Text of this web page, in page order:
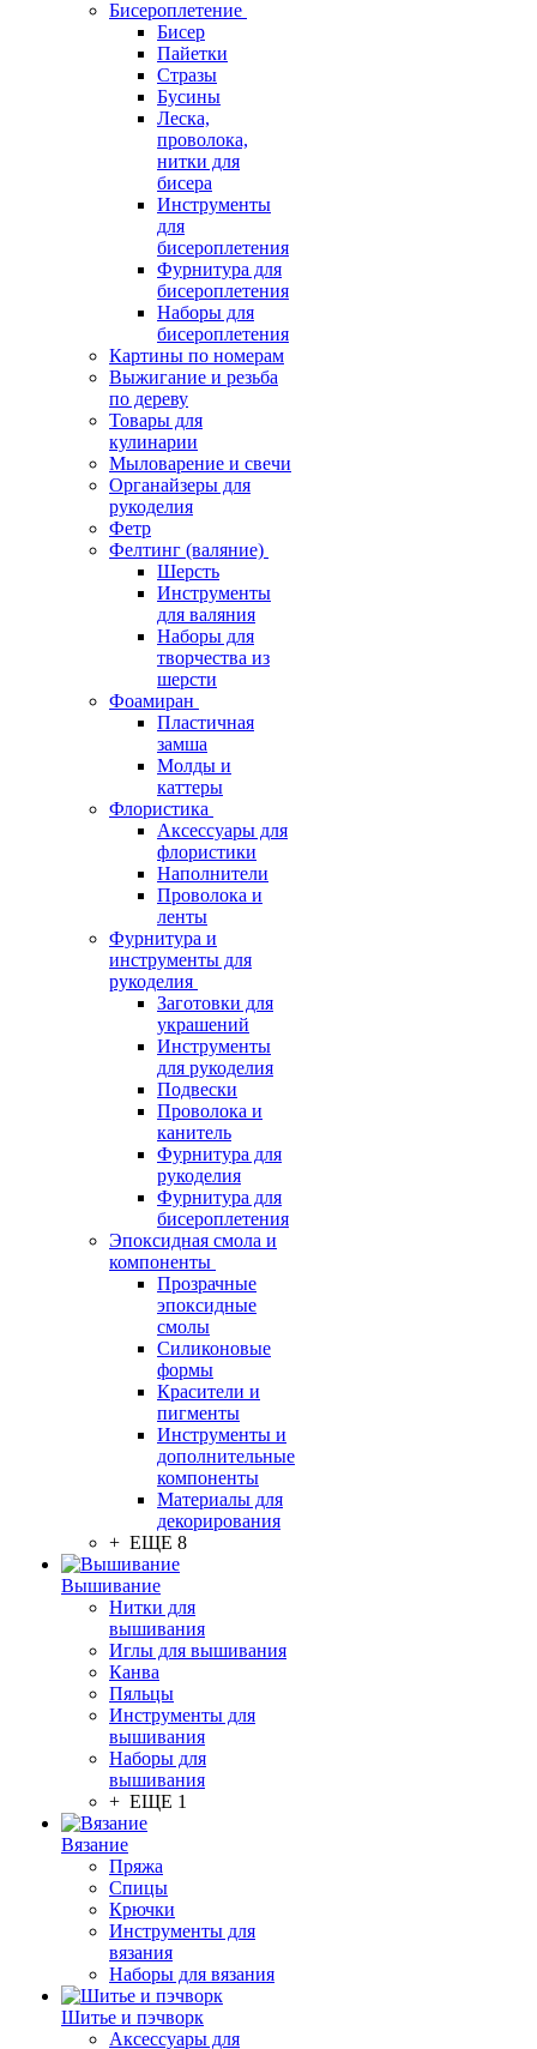
Бисероплетение
Бисер
Пайетки
Стразы
Бусины
Леска,
проволока,
нитки для
бисера
Инструменты
для
бисероплетения
Фурнитура для
бисероплетения
Наборы для
бисероплетения
Картины по номерам
Выжигание и резьба
по дереву
Товары для
кулинарии
Мыловарение и свечи
Органайзеры для
рукоделия
Фетр
Фелтинг (валяние)
Шерсть
Инструменты
для валяния
Наборы для
творчества из
шерсти
Фоамиран
Пластичная
замша
Молды и
каттеры
Флористика
Аксессуары для
флористики
Наполнители
Проволока и
ленты
Фурнитура и
инструменты для
рукоделия
Заготовки для
украшений
Инструменты
для рукоделия
Подвески
Проволока и
канитель
Фурнитура для
рукоделия
Фурнитура для
бисероплетения
Эпоксидная смола и
компоненты
Прозрачные
эпоксидные
смолы
Силиконовые
формы
Красители и
пигменты
Инструменты и
дополнительные
компоненты
Материалы для
декорирования
+ ЕЩЕ 8
Вышивание
Нитки для
вышивания
Иглы для вышивания
Канва
Пяльцы
Инструменты для
вышивания
Наборы для
вышивания
+ ЕЩЕ 1
Вязание
Пряжа
Спицы
Крючки
Инструменты для
вязания
Наборы для вязания
Шитье и пэчворк
Аксессуары для